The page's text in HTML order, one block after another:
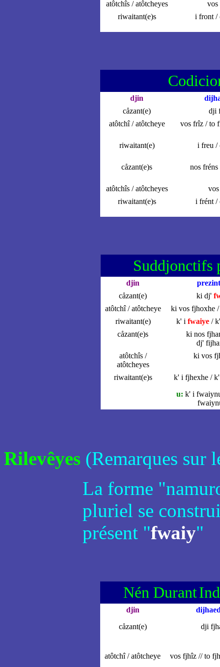
atôtchîs / atôtcheyes
vos
riwaitant(e)s
i front /
djin
cåzant(e)
dji
atôtchî / atôtcheye
vos frîz / to
riwaitant(e) i freu /
cåzant(e)s nos
atôtchîs / atôtcheyes
riwaitant(e)s
i frént /
Suddjonctifs
djin
cåzant(e)
ki dj'
atôtchî / atôtcheye
ki vos fjhoxhe
riwaitant(e)
k' i fwaiye /
cåzant(e)s
ki nos
dj'
atôtchîs /
atôtcheyes
ki vos
riwaitant(e)s
k' i fjhexhe /
u: k' i
Rilevêyes (Remarques sur
La forme
pluriel se
présent "fwaiy"
Nén Durant
djin
cåzant(e)
dji
atôtchî / atôtcheye vos fjhîz // to